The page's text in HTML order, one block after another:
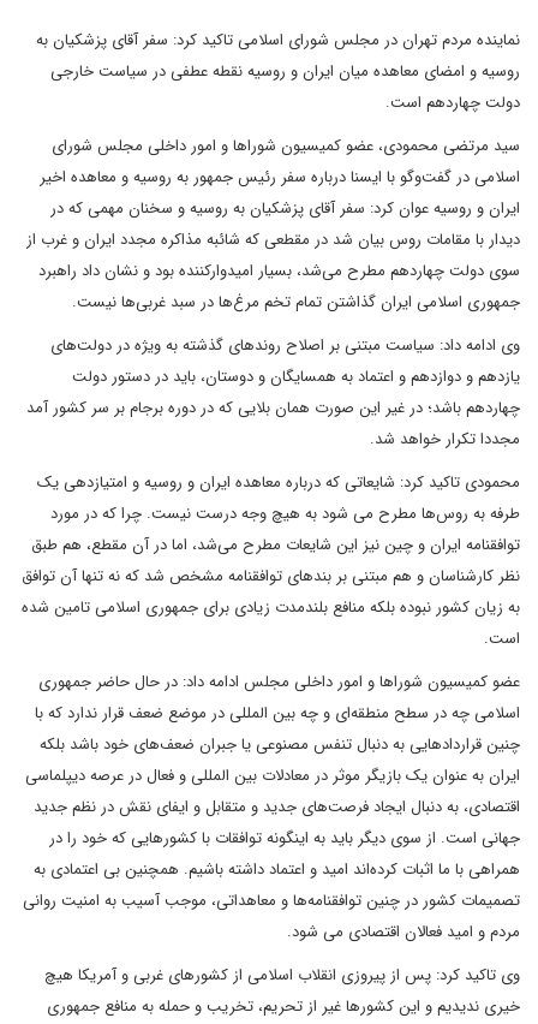
نماینده مردم تهران در مجلس شورای اسلامی تاکید کرد: سفر آقای پزشکیان به
روسیه و امضای معاهده میان ایران و روسیه نقطه عطفی در سیاست خارجی
دولت چهاردهم است.
سید مرتضی محمودی، عضو کمیسیون شوراها و امور داخلی مجلس شورای
اسلامی در گفت‌وگو با ایسنا درباره سفر رئیس جمهور به روسیه و معاهده اخیر
ایران و روسیه عوان کرد: سفر آقای پزشکیان به روسیه و سخنان مهمی که در
دیدار با مقامات روس بیان شد در مقطعی که شائبه مذاکره مجدد ایران و غرب از
سوی دولت چهاردهم مطرح می‌شد، بسیار امیدوارکننده بود و نشان داد راهبرد
جمهوری اسلامی ایران گذاشتن تمام تخم مرغ‌ها در سبد غربی‌ها نیست.
وی ادامه داد: سیاست مبتنی بر اصلاح روندهای گذشته به ویژه در دولت‌های
یازدهم و دوازدهم و اعتماد به همسایگان و دوستان، باید در دستور دولت
چهاردهم باشد؛ در غیر این صورت همان بلایی که در دوره برجام بر سر کشور آمد
مجددا تکرار خواهد شد.
محمودی تاکید کرد: شایعاتی که درباره معاهده ایران و روسیه و امتیازدهی یک
طرفه به روس‌ها مطرح می شود به هیچ وجه درست نیست. چرا که در مورد
توافقنامه ایران و چین نیز این شایعات مطرح می‌شد، اما در آن مقطع، هم طبق
نظر کارشناسان و هم مبتنی بر بندهای توافقنامه مشخص شد که نه تنها آن توافق
به زیان کشور نبوده بلکه منافع بلندمدت زیادی برای جمهوری اسلامی تامین شده
است.
عضو کمیسیون شوراها و امور داخلی مجلس ادامه داد: در حال حاضر جمهوری
اسلامی چه در سطح منطقه‌ای و چه بین المللی در موضع ضعف قرار ندارد که با
چنین قراردادهایی به دنبال تنفس مصنوعی یا جبران ضعف‌های خود باشد بلکه
ایران به عنوان یک بازیگر موثر در معادلات بین المللی و فعال در عرصه دیپلماسی
اقتصادی، به دنبال ایجاد فرصت‌های جدید و متقابل و ایفای نقش در نظم جدید
جهانی است. از سوی دیگر باید به اینگونه توافقات با کشورهایی که خود را در
همراهی با ما اثبات کرده‌اند امید و اعتماد داشته باشیم. همچنین بی اعتمادی به
تصمیمات کشور در چنین توافقنامه‌ها و معاهداتی، موجب آسیب به امنیت روانی
مردم و امید فعالان اقتصادی می شود.
وی تاکید کرد: پس از پیروزی انقلاب اسلامی از کشورهای غربی و آمریکا هیچ
خیری ندیدیم و این کشورها غیر از تحریم، تخریب و حمله به منافع جمهوری